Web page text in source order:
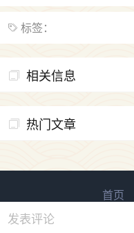
标签：
相关信息
热门文章
发表评论
首页